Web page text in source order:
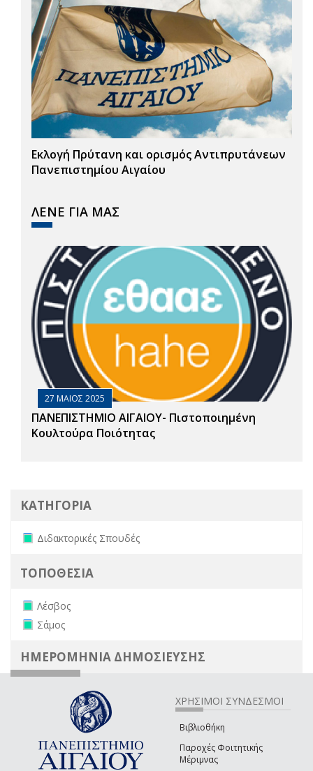
Εκλογή Πρύτανη και ορισμός Αντιπρυτάνεων
Πανεπιστημίου Αιγαίου
ΛΕΝΕ ΓΙΑ ΜΑΣ
27 ΜΑΙΟΣ 2025
ΠΑΝΕΠΙΣΤΗΜΙΟ ΑΙΓΑΙΟΥ- Πιστοποιημένη
Κουλτούρα Ποιότητας
ΚΑΤΗΓΟΡΙΑ
Remove Διδακτορικές Σπουδές filter
Διδακτορικές Σπουδές
ΤΟΠΟΘΕΣΙΑ
Remove Λέσβος filter
Λέσβος
Remove Σάμος filter
Σάμος
ΗΜΕΡΟΜΗΝΙΑ ΔΗΜΟΣΙΕΥΣΗΣ
ΧΡΗΣΙΜΟΙ ΣΥΝΔΕΣΜΟΙ
Βιβλιοθήκη
Παροχές Φοιτητικής
Μέριμνας